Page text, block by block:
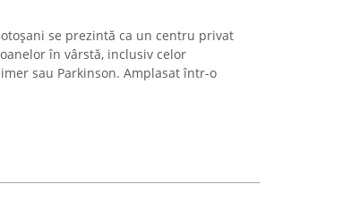
se prezintă ca un centru privat
în vârstă, inclusiv celor
sau Parkinson. Amplasat într-o